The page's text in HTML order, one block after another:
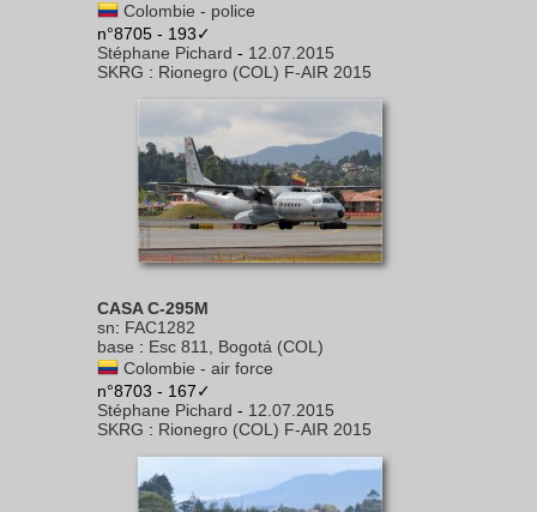
Colombie - police
n°8705 - 193✓
Stéphane Pichard - 12.07.2015
SKRG : Rionegro (COL) F-AIR 2015
CASA C-295M
sn: FAC1282
base : Esc 811, Bogotá (COL)
Colombie - air force
n°8703 - 167✓
Stéphane Pichard - 12.07.2015
SKRG : Rionegro (COL) F-AIR 2015